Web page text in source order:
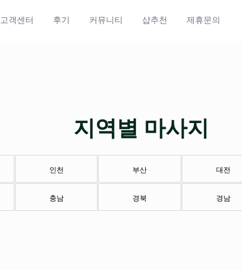
고객센터 후기 커뮤니티 샵추천 제휴문의
지역별 마사지
인천 부산 대전
충남 경북 경남